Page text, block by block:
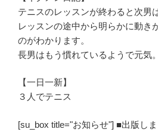
テニスのレッスンが終わると次男
レッスンの途中から明らかに動き
のがわかります。
長男はもう慣れているようで元気。
【一日一新】
３人でテニス
[su_box title="お知らせ"] ■出版し